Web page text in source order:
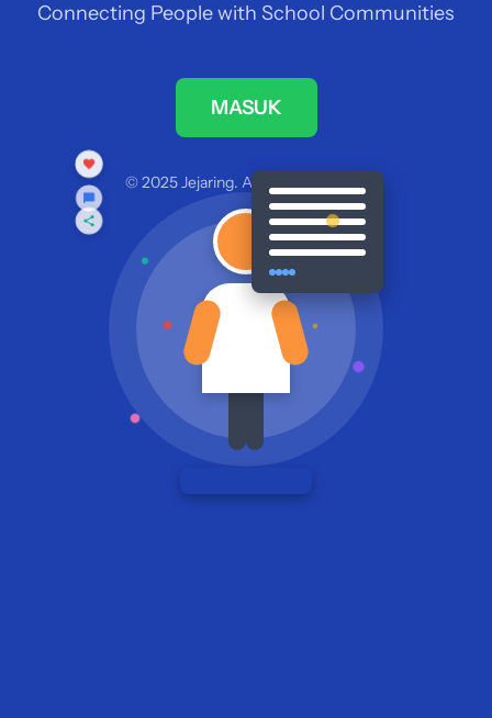
Connecting People with School Communities
MASUK
© 2025 Jejaring. All rights reserved